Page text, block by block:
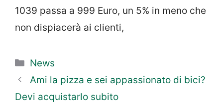
1039 passa a 999 Euro, un 5% in meno che
non dispiacerà ai clienti,
Categorie
News
Ami la pizza e sei appassionato di bici?
Devi acquistarlo subito